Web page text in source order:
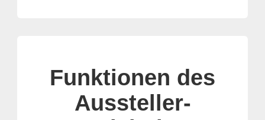
Funktionen des
Aussteller-